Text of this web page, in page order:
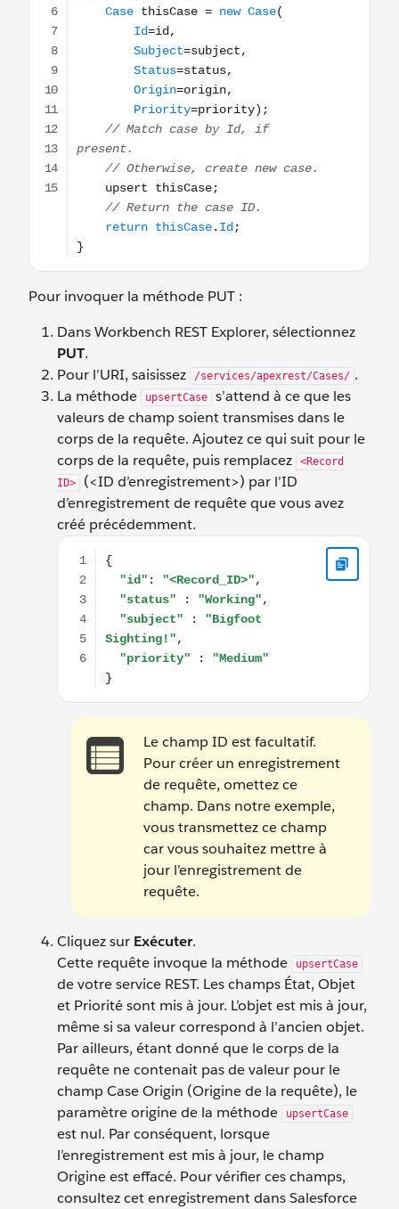
Pour invoquer la méthode PUT :
Dans Workbench REST Explorer, sélectionnez
PUT.
Pour l’URI, saisissez
/services/apexrest/Cases/ .
La méthode
upsertCase
s’attend à ce que les
valeurs de champ soient transmises dans le
corps de la requête. Ajoutez ce qui suit pour le
corps de la requête, puis remplacez
<Record
ID>
(<ID d’enregistrement>) par l’ID
d’enregistrement de requête que vous avez
créé précédemment.
{ "id": "<Record_ID>", "status" : "Working",
Le champ ID est facultatif.
Pour créer un enregistrement
de requête, omettez ce
champ. Dans notre exemple,
vous transmettez ce champ
car vous souhaitez mettre à
jour l’enregistrement de
requête.
Cliquez sur Exécuter.
Cette requête invoque la méthode
upsertCase
de votre service REST. Les champs État, Objet
et Priorité sont mis à jour. L’objet est mis à jour,
même si sa valeur correspond à l’ancien objet.
Par ailleurs, étant donné que le corps de la
requête ne contenait pas de valeur pour le
champ Case Origin (Origine de la requête), le
paramètre origine de la méthode
upsertCase
est nul. Par conséquent, lorsque
l’enregistrement est mis à jour, le champ
Origine est effacé. Pour vérifier ces champs,
consultez cet enregistrement dans Salesforce